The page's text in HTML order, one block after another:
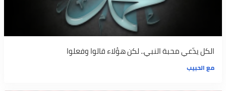
الكل يدّعي محبة النبي.. لكن هؤلاء قالوا وفعلوا
مع الحبيب